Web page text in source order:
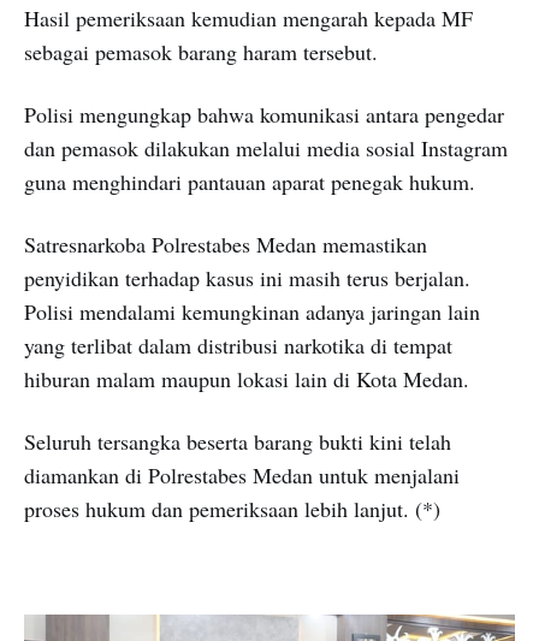
Hasil pemeriksaan kemudian mengarah kepada MF
sebagai pemasok barang haram tersebut.
Polisi mengungkap bahwa komunikasi antara pengedar
dan pemasok dilakukan melalui media sosial Instagram
guna menghindari pantauan aparat penegak hukum.
Satresnarkoba Polrestabes Medan memastikan
penyidikan terhadap kasus ini masih terus berjalan.
Polisi mendalami kemungkinan adanya jaringan lain
yang terlibat dalam distribusi narkotika di tempat
hiburan malam maupun lokasi lain di Kota Medan.
Seluruh tersangka beserta barang bukti kini telah
diamankan di Polrestabes Medan untuk menjalani
proses hukum dan pemeriksaan lebih lanjut. (*)